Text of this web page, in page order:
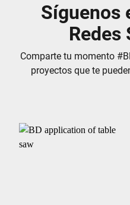
Síguenos
Redes
Comparte tu momento
proyectos que te